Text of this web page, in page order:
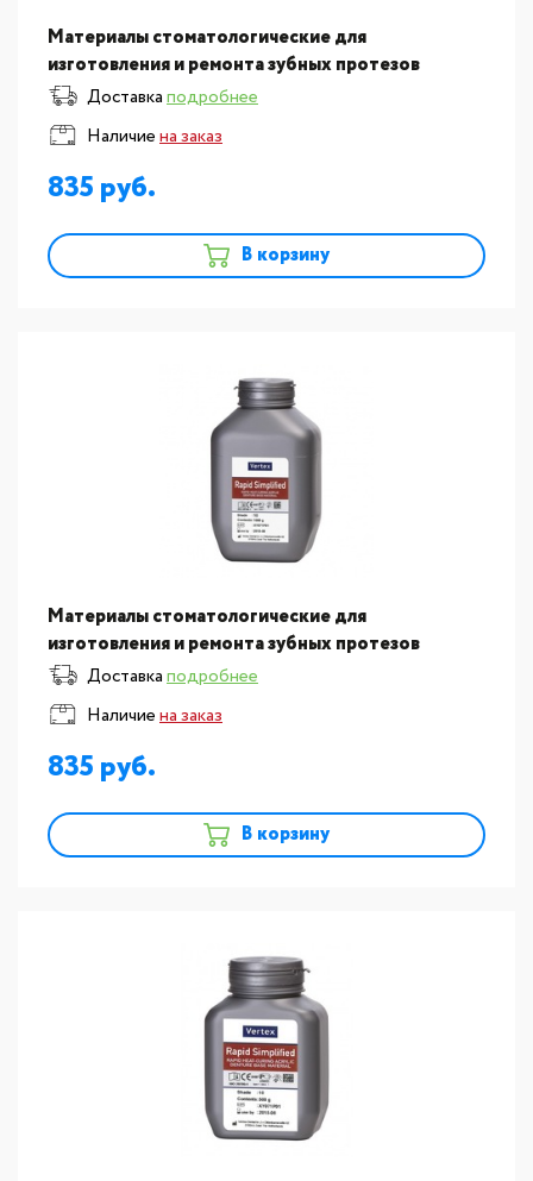
Материалы стоматологические для
изготовления и ремонта зубных протезов
Vertex:Пластмасса для изготовления базисов
съемных протезов Vertex Rapid S
Доставкаподробнее
Наличиена заказ
835
В корзину
Материалы стоматологические для
изготовления и ремонта зубных протезов
Vertex:Пластмасса для изготовления базисов
съемных протезов Vertex Rapid S
Доставкаподробнее
Наличиена заказ
835
В корзину